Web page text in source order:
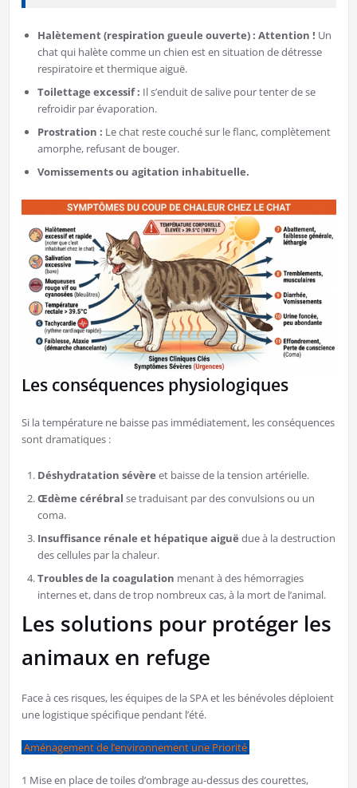
Halètement (respiration gueule ouverte) : Attention ! Un
chat qui halète comme un chien est en situation de détresse
respiratoire et thermique aiguë.
Toilettage excessif : Il s’enduit de salive pour tenter de se
refroidir par évaporation.
Prostration : Le chat reste couché sur le flanc, complètement
amorphe, refusant de bouger.
Vomissements ou agitation inhabituelle.
Les conséquences physiologiques
​Si la température ne baisse pas immédiatement, les conséquences
sont dramatiques :
Déshydratation sévère et baisse de la tension artérielle.
Œdème cérébral se traduisant par des convulsions ou un
coma.
Insuffisance rénale et hépatique aiguë due à la destruction
des cellules par la chaleur.
Troubles de la coagulation menant à des hémorragies
internes et, dans de trop nombreux cas, à la mort de l’animal.
​Les solutions pour protéger les
animaux en refuge
​Face à ces risques, les équipes de la SPA et les bénévoles déploient
une logistique spécifique pendant l’été.
Aménagement de l’environnement une Priorité
1 Mise en place de toiles d’ombrage au-dessus des courettes,